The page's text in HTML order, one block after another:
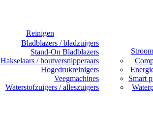
Reinigen
Bladblazers / bladzuigers
Stand-On Bladblazers
Hakselaars / houtversnipperaars
Hogedrukreinigers
Veegmachines
Waterstofzuigers / alleszuigers
Stroom
Smart